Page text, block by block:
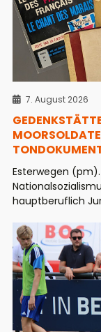
7. August 2026
Esterwegen
hauptberuflich